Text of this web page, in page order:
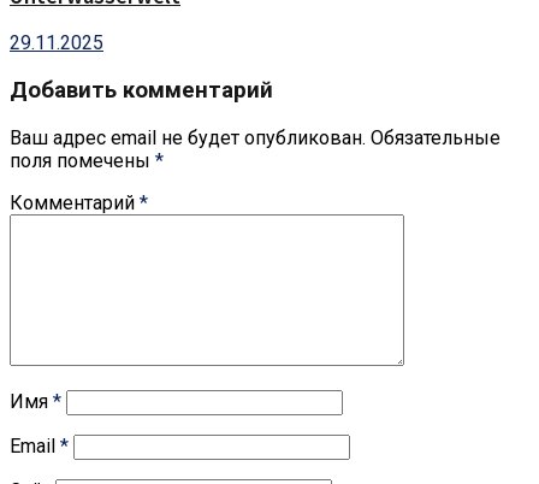
29.11.2025
Добавить комментарий
Ваш адрес email не будет опубликован. Обязательные
поля помечены *
Комментарий *
Имя *
Email *